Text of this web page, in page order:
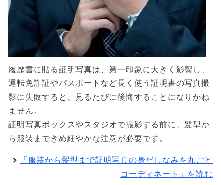
履歴書に貼る証明写真は、第一印象に大きく影響し、
運転免許証やパスポートなど長く使う証明書の写真撮
影に失敗すると、見るたびに後悔することになりかね
ません。
証明写真ボックスやスタジオで撮影する前に、髪型か
ら服装まできめ細やかな注意が必要です。
「服装から髪型まで証明写真の身だしなみを丸ごと
コーディネート」を読む